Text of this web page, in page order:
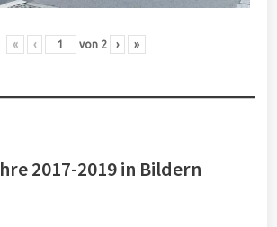
« ‹ von 2 › »
2017-2019 in Bildern